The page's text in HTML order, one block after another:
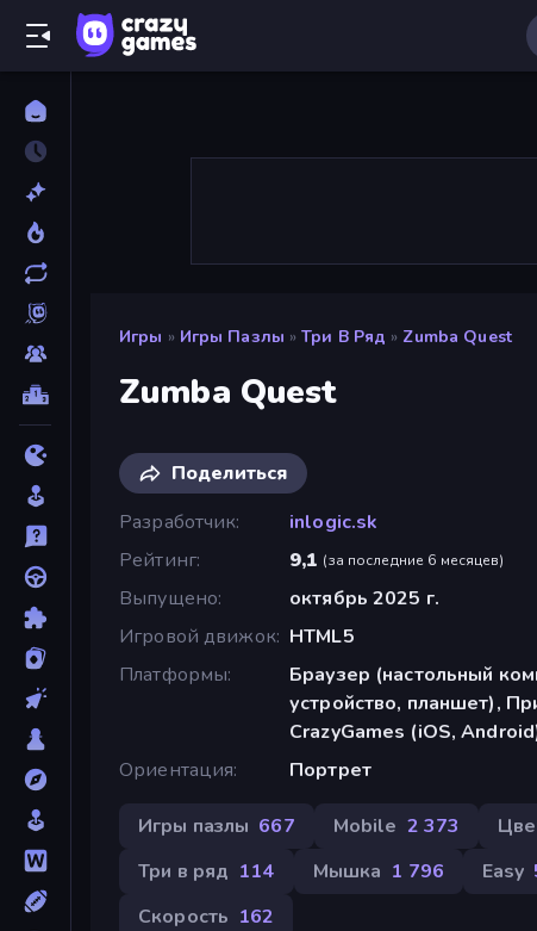
Игры » Игры Пазлы » Три В Ряд » Zumba Quest
Zumba Quest
Поделиться
Разработчик
inlogic.sk
Рейтинг
9,1 (за последние 6 месяцев)
Выпущено
октябрь 2025 г.
Игровой движок HTML5
Платформы
Браузер (настольный
устройство, планшет),
CrazyGames (iOS,
Ориентация
Портрет
Игры пазлы 667 Mobile 2 373
Три в ряд 114 Мышка 1 796 Easy
Скорость 162